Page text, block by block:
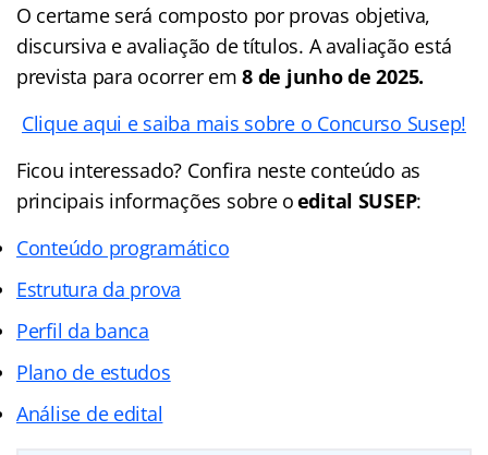
O certame será composto por provas objetiva,
discursiva e avaliação de títulos. A avaliação está
prevista para ocorrer em8 de junho de 2025.
Clique aqui e saiba mais sobre o Concurso Susep!
Ficou interessado? Confira neste conteúdo as
principais informações sobre oedital SUSEP:
Conteúdo programático
Estrutura da prova
Perfil da banca
Plano de estudos
Análise de edital